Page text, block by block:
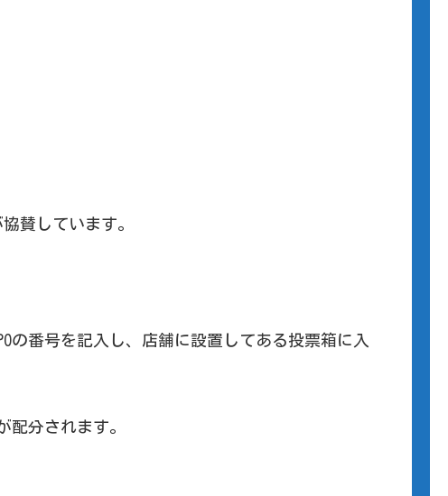
賛しています。
の番号を記入し、店舗に設置してある投票箱に入
配分されます。